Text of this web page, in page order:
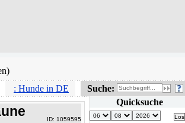
: Hunde in DE Suche:
ID: 1059595
Quicksuche